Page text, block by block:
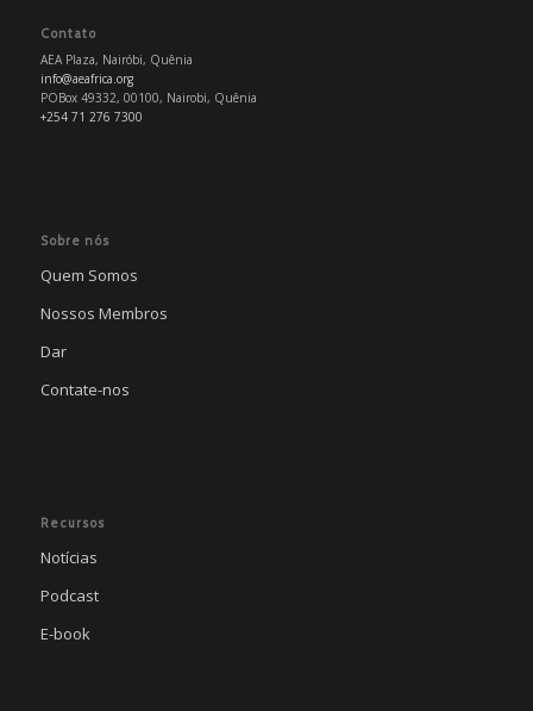
Contato
AEA Plaza, Nairóbi, Quênia
info@aeafrica.org
POBox 49332, 00100, Nairobi, Quênia
+254 71 276 7300
Sobre nós
Quem Somos
Nossos Membros
Dar
Contate-nos
Recursos
Notícias
Podcast
E-book